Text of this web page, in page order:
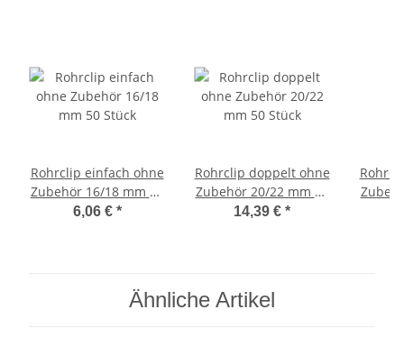
Rohrclip einfach ohne
Zubehör 16/18 mm 50
Stück
6,06 € *
Rohrclip doppelt ohne
Zubehör 20/22 mm 50
Stück
14,39 € *
Ähnliche Artikel